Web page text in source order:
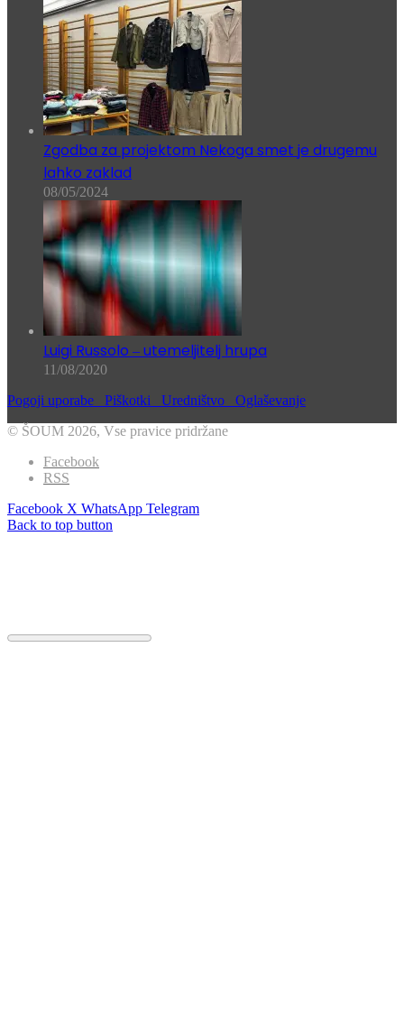
Zgodba za projektom Nekoga smet je drugemu
lahko zaklad
08/05/2024
Luigi Russolo ‒ utemeljitelj hrupa
11/08/2020
Pogoji uporabe Piškotki Uredništvo Oglaševanje
© ŠOUM 2026, Vse pravice pridržane
Facebook
RSS
Facebook X WhatsApp Telegram
Back to top button